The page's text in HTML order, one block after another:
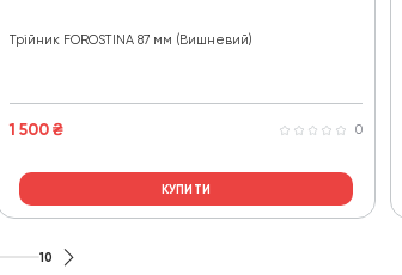
Трійник FOROSTINA 87 мм (Вишневий)
1 500₴ 0
КУПИТИ
10